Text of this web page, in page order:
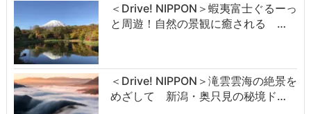
＜Drive! NIPPON＞蝦夷富士ぐるーっ
と周遊！自然の景観に癒される …
＜Drive! NIPPON＞滝雲雲海の絶景を
めざして 新潟・奥只見の秘境ド…